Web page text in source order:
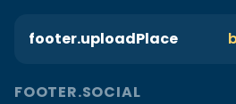
footer.uploadPlace
FOOTER.SOCIAL